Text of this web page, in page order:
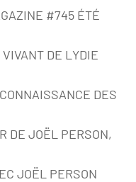
#745 ÉTÉ
DE LYDIE
DES
DE JOËL PERSON,
JOËL PERSON